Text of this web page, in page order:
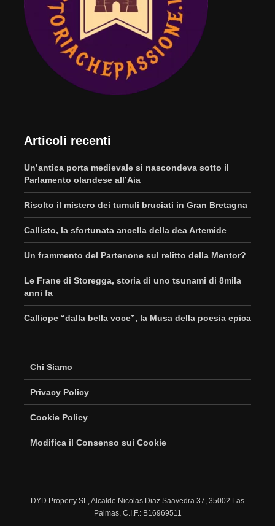
Articoli recenti
Un’antica porta medievale si nascondeva sotto il
Parlamento olandese all’Aia
Risolto il mistero dei tumuli bruciati in Gran Bretagna
Callisto, la sfortunata ancella della dea Artemide
Un frammento del Partenone sul relitto della Mentor?
Le Frane di Storegga, storia di uno tsunami di 8mila
anni fa
Calliope “dalla bella voce”, la Musa della poesia epica
Chi Siamo
Privacy Policy
Cookie Policy
Modifica il Consenso sui Cookie
DYD Property SL, Alcalde Nicolas Diaz Saavedra 37, 35002 Las
Palmas, C.I.F.: B16969511